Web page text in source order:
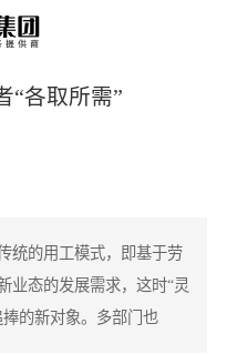
“各取所需”
统的用工模式，即基于劳
业态的发展需求，这时“灵
的新对象。多部门也